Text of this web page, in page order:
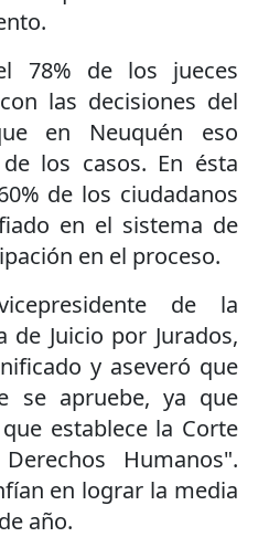
78% de los jueces
las decisiones del
en Neuquén eso
los casos. En ésta
de los ciudadanos
en el sistema de
en el proceso.
de la
de Juicio por Jurados,
y aseveró que
se apruebe, ya que
establece la Corte
Humanos".
en lograr la media
año.